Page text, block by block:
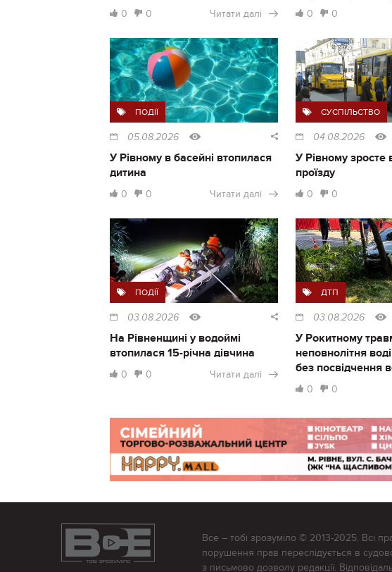
0 0 Читати далі 0 0
ПОДІЇ
05.08.2026
У Рівному в басейні втопилася
дитина
0 0 Читати далі
СУСПІЛЬСТВО
04.08.2026
У Рівному зросте
проїзду
0 0
ПОДІЇ
03.08.2026
На Рівненщині у водоймі
втопилася 15-річна дівчина
0 0 Читати далі
ДТП
03.08.2026
У Рокитному
неповнолітня
без посвідчення
0 0
Все – тобі зрозуміло © 2013-2025. Всі
порушення прав переслідується в
з письмово дозволу редакції.